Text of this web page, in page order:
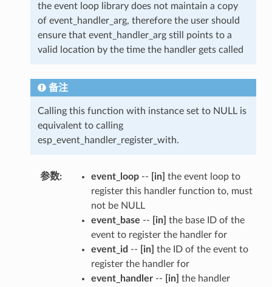
the event loop library does not maintain a copy
of event_handler_arg, therefore the user should
ensure that event_handler_arg still points to a
valid location by the time the handler gets called
备注
Calling this function with instance set to NULL is
equivalent to calling
esp_event_handler_register_with.
参数: event_loop-- [in] the event loop to
register this handler function to, must
not be NULL
event_base -- [in] the base ID of the
event to register the handler for
event_id -- [in] the ID of the event to
register the handler for
event_handler-- [in] the handler